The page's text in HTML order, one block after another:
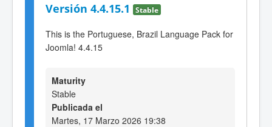
Versión 4.4.15.1 Stable
This is the Portuguese, Brazil Language Pack for
Joomla! 4.4.15
Maturity
Stable
Publicada el
Martes, 17 Marzo 2026 19:38